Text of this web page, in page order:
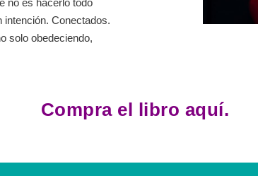
intención. Conectados.
solo obedeciendo,
Compra el libro aquí.